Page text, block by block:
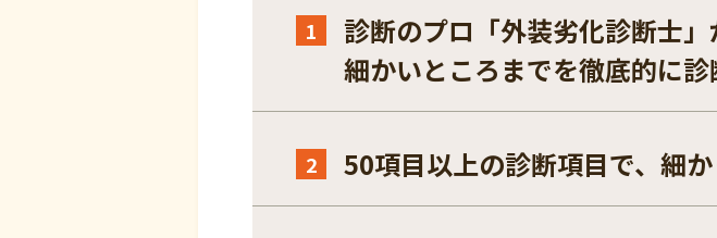
1
診断のプロ「外装劣化診断⼠
細かいところまでを徹底的に診
2 50項目以上の診断項目で、細